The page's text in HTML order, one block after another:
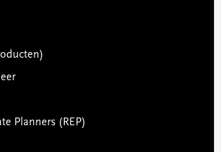
Planners (REP)